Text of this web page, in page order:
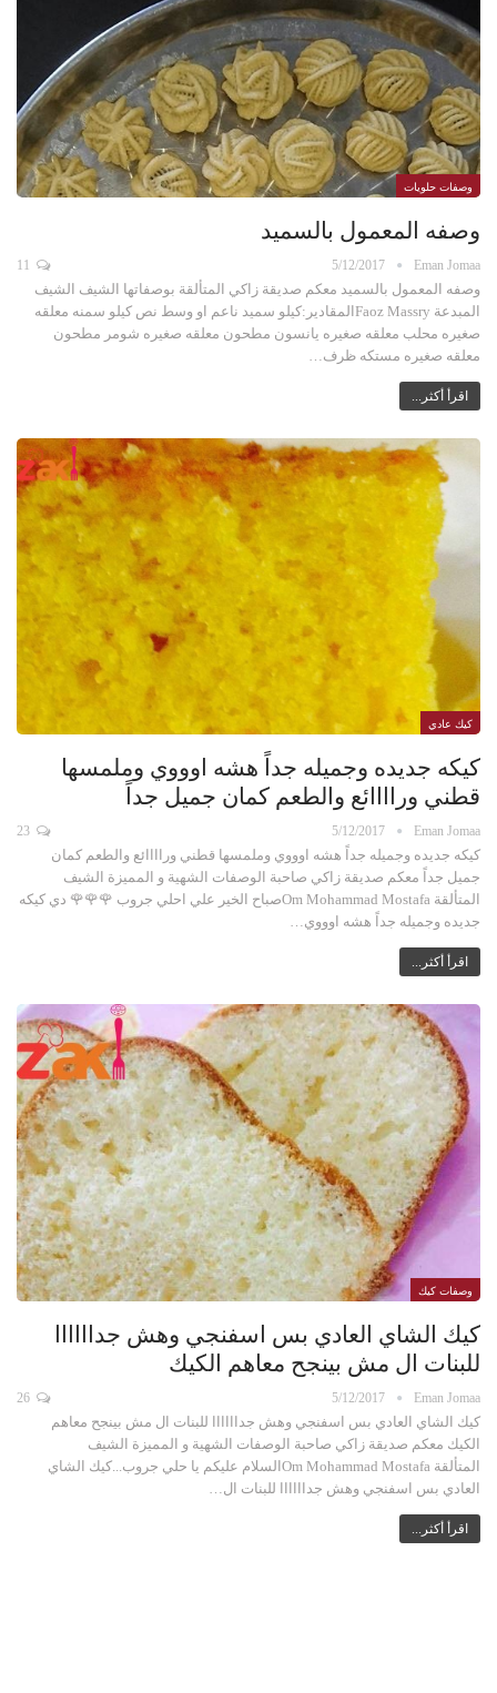
وصفات حلويات
وصفه المعمول بالسميد
Eman Jomaa
5/12/2017
وصفه المعمول بالسميد معكم صديقة زاكي المتألقة بوصفاتها الشيف الشيف
المبدعة Faoz Massryالمقادير:كيلو سميد ناعم او وسط نص كيلو سمنه معلقه
صغيره محلب معلقه صغيره يانسون مطحون معلقه صغيره شومر مطحون
معلقه صغيره مستكه ظرف…
اقرأ أكثر...
كيك عادي
كيكه جديده وجميله جداً هشه اوووي وملمسها
قطني وراااائع والطعم كمان جميل جداً
Eman Jomaa
5/12/2017
كيكه جديده وجميله جداً هشه اوووي وملمسها قطني وراااائع والطعم كمان
جميل جداً معكم صديقة زاكي صاحبة الوصفات الشهية و المميزة الشيف
المتألقة Om Mohammad Mostafaصباح الخير علي احلي جروب 🌹🌹🌹 دي كيكه
جديده وجميله جداً هشه اوووي…
اقرأ أكثر...
وصفات كيك
كيك الشاي العادي بس اسفنجي وهش جداااااا
للبنات ال مش بينجح معاهم الكيك
Eman Jomaa
5/12/2017
كيك الشاي العادي بس اسفنجي وهش جداااااا للبنات ال مش بينجح معاهم
الكيك معكم صديقة زاكي صاحبة الوصفات الشهية و المميزة الشيف
المتألقة Om Mohammad Mostafaالسلام عليكم يا حلي جروب...كيك الشاي
العادي بس اسفنجي وهش جداااااا للبنات ال…
اقرأ أكثر...